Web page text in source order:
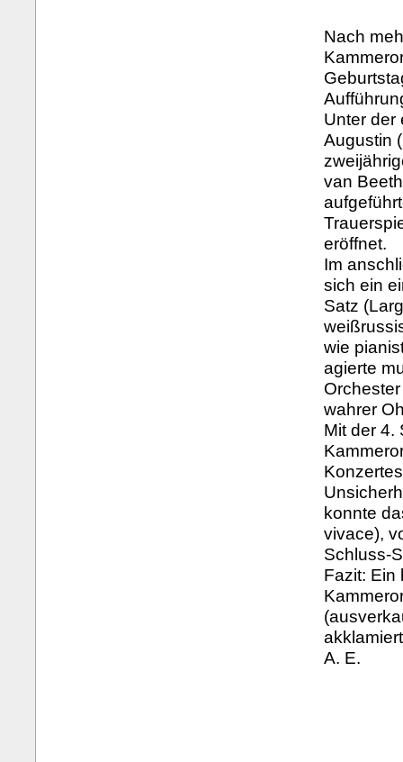
Nach
Unter der
Augustin
van
eröffnet.
Im
sich ein
Satz
wie
agierte
wahrer
Mit der 4.
konnte
vivace),
Schluss-
Fazit: Ein
A. E.